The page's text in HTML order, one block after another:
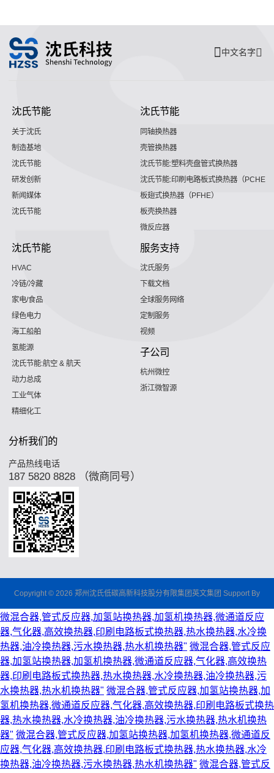
中文名字
沈氏节能
关于沈氏
制造基地
沈氏节能
研发创新
新闻媒体
沈氏节能
沈氏节能
同轴换热器
壳管换热器
沈氏节能:塑料壳盘管式换热器
沈氏节能:印刷电路板式换热器（PCHE）
板翅式换热器（PFHE）
板壳换热器
微反应器
沈氏节能
HVAC
冷链/冷藏
家电/食品
绿色电力
海工船舶
氢能源
沈氏节能:航空 & 航天
动力总成
工业气体
精细化工
服务支持
沈氏服务
下载文档
全球服务网络
定制服务
视频
子公司
杭州微控
浙江微智源
分析我们的
产品热线电话
187 5820 8828 （微商同号）
Copyright © 2026 郑州沈氏低碳高新科技股分有限集团英文集团 Support By
微混合器,管式反应器,加氢站换热器,加氢机换热器,微通道反应
器,气化器,高效换热器,印刷电路板式换热器,热水换热器,水冷换
热器,油冷换热器,污水换热器,热水机换热器" 微混合器,管式反应
器,加氢站换热器,加氢机换热器,微通道反应器,气化器,高效换热
器,印刷电路板式换热器,热水换热器,水冷换热器,油冷换热器,污
水换热器,热水机换热器" 微混合器,管式反应器,加氢站换热器,加
氢机换热器,微通道反应器,气化器,高效换热器,印刷电路板式换热
器,热水换热器,水冷换热器,油冷换热器,污水换热器,热水机换热
器" 微混合器,管式反应器,加氢站换热器,加氢机换热器,微通道反
应器,气化器,高效换热器,印刷电路板式换热器,热水换热器,水冷
换热器,油冷换热器,污水换热器,热水机换热器" 微混合器,管式反